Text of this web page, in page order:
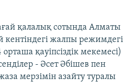
қалалық сотында Алматы
жалпы режимдегі
қауіпсіздік мекемесі)
- Әсет Әбішев пен
мерзімін азайту туралы